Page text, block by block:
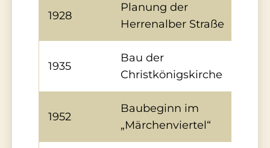
1928
Planung der
Herrenalber Straße
1935
Bau der
Christkönigskirche
1952
Baubeginn im
„Märchenviertel“